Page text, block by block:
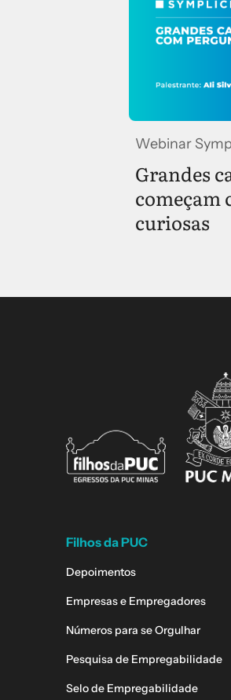
Grandes
começam
curiosas
Webinar
Filhos da PUC
Depoimentos
Empresas e Empregadores
Números para se Orgulhar
Pesquisa de Empregabilidade
Selo de Empregabilidade